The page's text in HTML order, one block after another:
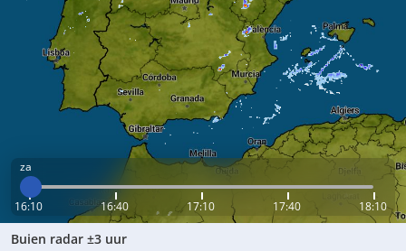
za
16:10 16:40 17:10 17:40 18:10
Buien radar ±3 uur